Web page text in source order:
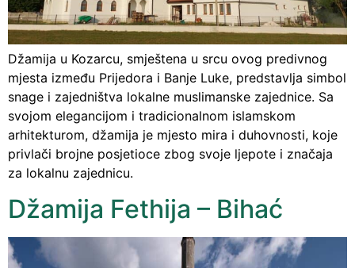
Džamija u Kozarcu, smještena u srcu ovog predivnog
mjesta između Prijedora i Banje Luke, predstavlja simbol
snage i zajedništva lokalne muslimanske zajednice. Sa
svojom elegancijom i tradicionalnom islamskom
arhitekturom, džamija je mjesto mira i duhovnosti, koje
privlači brojne posjetioce zbog svoje ljepote i značaja
za lokalnu zajednicu.
Džamija Fethija – Bihać